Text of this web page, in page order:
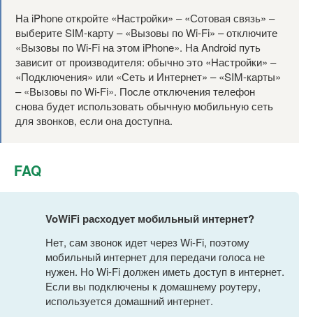
На iPhone откройте «Настройки» – «Сотовая связь» –
выберите SIM-карту – «Вызовы по Wi-Fi» – отключите
«Вызовы по Wi-Fi на этом iPhone». На Android путь
зависит от производителя: обычно это «Настройки» –
«Подключения» или «Сеть и Интернет» – «SIM-карты»
– «Вызовы по Wi-Fi». После отключения телефон
снова будет использовать обычную мобильную сеть
для звонков, если она доступна.
FAQ
VoWiFi расходует мобильный интернет?
Нет, сам звонок идет через Wi-Fi, поэтому
мобильный интернет для передачи голоса не
нужен. Но Wi-Fi должен иметь доступ в интернет.
Если вы подключены к домашнему роутеру,
используется домашний интернет.